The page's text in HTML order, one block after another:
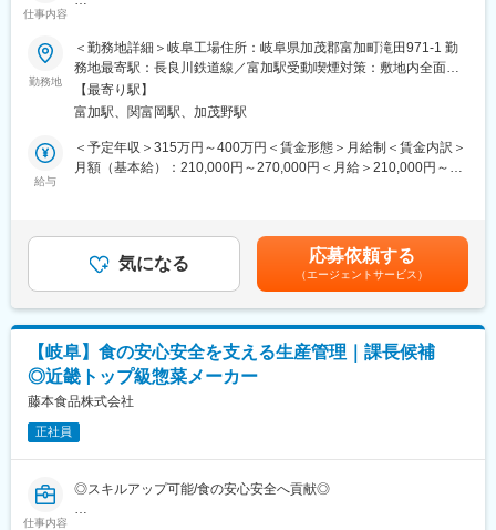
員やパートさんとのコミュニケーションを大切にしながら、お互
場環境を作っていきましょう！
■魅力：
・当社の商品製造を支える製造スタッフの増員募集
枢を担うマネジメントや製造管理の仕事に携わることができま
す。
また、プライム市場上場企業の「神戸物産」100％出資子会社と
いう抜群の安定性も魅力のひとつです。
・20代～30代活躍中！若手スタッフの育成にも力を入れていま
す。
未経験からの育成にも注力しており、新たな分野での仕事にチャ
レンジしたい方や正社員として安定した企業で腰を据えて働きた
い方など、若年層からのキャリアアップもサポートします。
仕事内容
入社後は、まず食品の製造業務を担当いただきます。業務に慣れ
てきた段階から、以下のような業務を段階的にお任せしていきま
す。
・パートスタッフへの指導・教育
・製造工程の管理（生産計画の立案・実行）
習熟度や意欲に応じて業務の幅を広げ、将来的には幹部候補とし
て下記業務を担っていただきます。
・メンバーマネジメント
・品質改善活動
・工場の予実管理 など
・正社員数：約10名（係長：1～2名、課長：1～2名）
少数精鋭の正社員体制で、現場全体を統括しています。
■キャリアパス
◎係長／想定年収：400万円～
・現場業務に加え、スタッフのとりまとめ役
・派遣社員面接への同席 など
◎課長／想定年収：500～600万
勤務地
＜勤務地詳細＞岐阜工場住所：岐阜県加茂郡富加町滝田971-1 勤
務地最寄駅：長良川鉄道線／富加駅受動喫煙対策：敷地内全面禁
煙【最寄り駅】
富加駅、関富岡駅、加茂野駅
給与
＜予定年収＞315万円～400万円＜賃金形態＞月給制＜賃金内訳＞
月額（基本給）：210,000円～270,000円＜月給＞210,000円～
上下する可能性があります。月給(月額)は固定手当を含めた表記で
す。
気になる 応募依頼する
（エージェントサービス）
【岐阜】食の安心安全を支える生産管理｜課長候補
◎近畿トップ級惣菜メーカー
藤本食品株式会社
正社員
仕事内容
◎スキルアップ可能/食の安心安全へ貢献◎